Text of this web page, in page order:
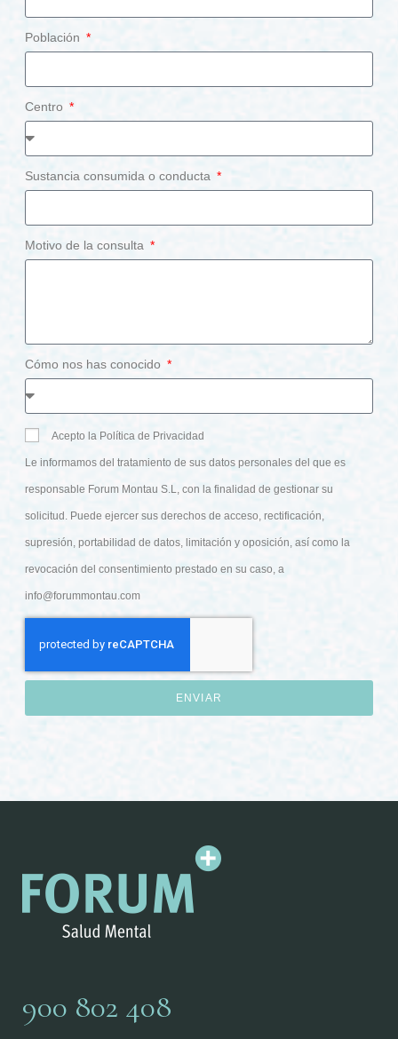
Población
Centro
Sustancia consumida o conducta
Motivo de la consulta
Cómo nos has conocido
Acepto la Política de Privacidad
Le informamos del tratamiento de sus datos personales del que es
responsable Forum Montau S.L, con la finalidad de gestionar su
solicitud. Puede ejercer sus derechos de acceso, rectificación,
supresión, portabilidad de datos, limitación y oposición, así como la
revocación del consentimiento prestado en su caso, a
info@forummontau.com
ENVIAR
900 802 408